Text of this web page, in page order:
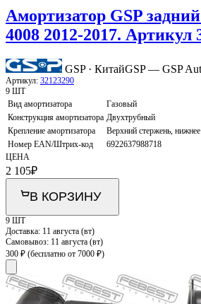
Амортизатор GSP
4008 2012-2017. Артикул
GSP · КитайGSP — GSP
Артикул: 32123290
9 ШТ
Вид амортизатора
Газовый
Конструкция амортизатора Двухтрубный
Крепление амортизатора
Верхний стержень, нижнее
Номер EAN/Штрих-код
6922637988718
ЦЕНА
2 105₽
В КОРЗИНУ
9 ШТ
Доставка: 11 августа (вт)
Самовывоз: 11 августа (вт)
300 ₽ (бесплатно от 7000 ₽)